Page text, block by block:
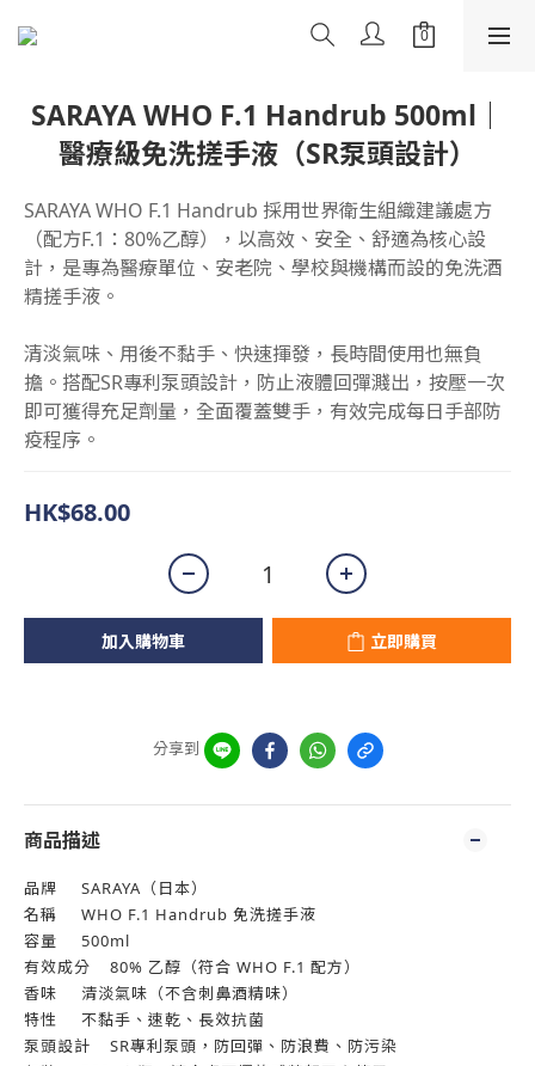
SARAYA WHO F.1 Handrub 500ml｜
醫療級免洗搓手液（SR泵頭設計）
SARAYA WHO F.1 Handrub 採用世界衛生組織建議處方
（配方F.1：80%乙醇），以高效、安全、舒適為核心設
計，是專為醫療單位、安老院、學校與機構而設的免洗酒
精搓手液。
清淡氣味、用後不黏手、快速揮發，長時間使用也無負
擔。搭配SR專利泵頭設計，防止液體回彈濺出，按壓一次
即可獲得充足劑量，全面覆蓋雙手，有效完成每日手部防
疫程序。
HK$68.00
加入購物車 立即購買
分享到
商品描述
品牌
SARAYA（日本）
名稱
WHO F.1 Handrub 免洗搓手液
容量
500ml
有效成分
80% 乙醇（符合 WHO F.1 配方）
香味
清淡氣味（不含刺鼻酒精味）
特性
不黏手、速乾、長效抗菌
泵頭設計
SR專利泵頭，防回彈、防浪費、防污染